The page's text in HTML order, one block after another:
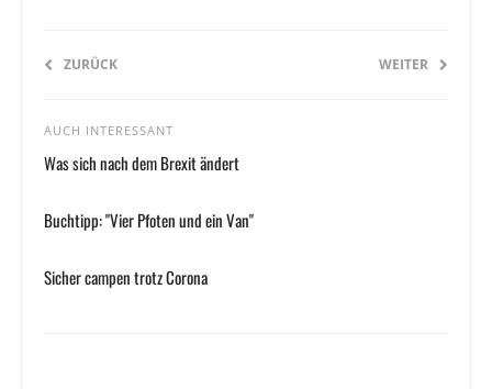
ZURÜCK WEITER
AUCH INTERESSANT
Was sich nach dem Brexit ändert
Buchtipp: "Vier Pfoten und ein Van"
Sicher campen trotz Corona